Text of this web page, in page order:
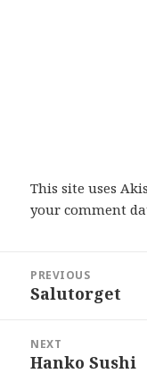
This site uses
your comment
navigation
PREVIOUS
Previous
Salutorget
NEXT
Next
Hanko Sushi